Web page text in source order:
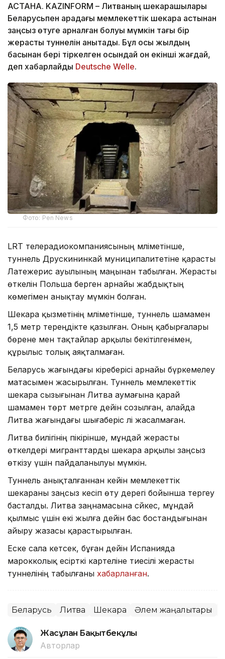
АСТАНА. KAZINFORM – Литваның шекарашылары
Беларусьпен арадағы мемлекеттік шекара астынан
заңсыз өтуге арналған болуы мүмкін тағы бір
жерасты туннелін анықтады. Бұл осы жылдың
басынан бері тіркелген осындай он екінші жағдай,
деп хабарлайды Deutsche Welle.
Фото: Pen News
LRT телерадиокомпаниясының мәліметінше,
туннель Друскининкай муниципалитетіне қарасты
Латежерис ауылының маңынан табылған. Жерасты
өткелін Польша берген арнайы жабдықтың
көмегімен анықтау мүмкін болған.
Шекара қызметінің мәліметінше, туннель шамамен
1,5 метр тереңдікте қазылған. Оның қабырғалары
бөрене мен тақтайлар арқылы бекітілгенімен,
құрылыс толық аяқталмаған.
Беларусь жағындағы кіреберісі арнайы бүркемелеу
матасымен жасырылған. Туннель мемлекеттік
шекара сызығынан Литва аумағына қарай
шамамен төрт метрге дейін созылған, алайда
Литва жағындағы шығаберіс әлі жасалмаған.
Литва билігінің пікірінше, мұндай жерасты
өткелдері мигранттарды шекара арқылы заңсыз
өткізу үшін пайдаланылуы мүмкін.
Туннель анықталғаннан кейін мемлекеттік
шекараны заңсыз кесіп өту дерегі бойынша тергеу
басталды. Литва заңнамасына сәйкес, мұндай
қылмыс үшін екі жылға дейін бас бостандығынан
айыру жазасы қарастырылған.
Еске сала кетсек, бұған дейін Испанияда
марокколық есірткі картеліне тиесілі жерасты
туннелінің табылғаны хабарланған.
Беларусь Литва Шекара Әлем жаңалықтары
Жасұлан Бақытбекұлы
Авторлар